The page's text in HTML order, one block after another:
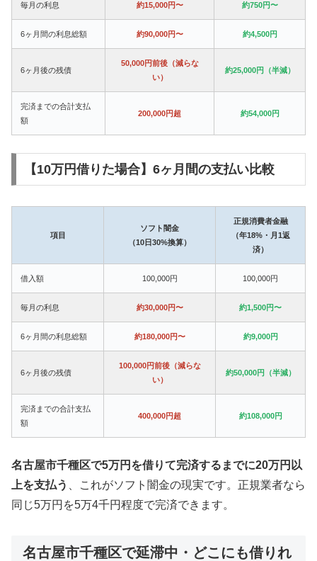
毎月の利息 約15,000円〜 約750円〜
6ヶ月間の利息総額 約90,000円〜 約4,500円
6ヶ月後の残債
50,000円前後（減らな
い）
約25,000円（半減）
完済までの合計支払
額
200,000円超 約54,000円
【10万円借りた場合】6ヶ月間の支払い比較
項目
ソフト闇金
（10日30%換算）
正規消費者金融
（年18%・月1返
済）
借入額 100,000円 100,000円
毎月の利息 約30,000円〜 約1,500円〜
6ヶ月間の利息総額 約180,000円〜 約9,000円
6ヶ月後の残債
100,000円前後（減らな
い）
約50,000円（半減）
完済までの合計支払
額
400,000円超 約108,000円
名古屋市千種区で5万円を借りて完済するまでに20万円以
上を支払う
、これがソフト闇金の現実です。正規業者なら
同じ5万円を5万4千円程度で完済できます。
名古屋市千種区で延滞中・どこにも借りれ